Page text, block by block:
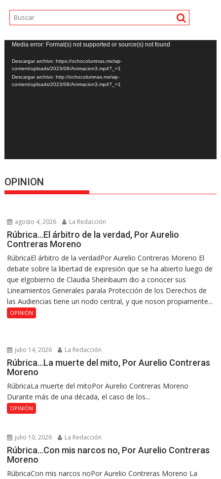
Reproductor
de
vídeo
Media error: Format(s) not supported or source(s) not found
Descargar archivo: https://ochocolumnas.mx/wp-
content/uploads/2023/08/Animacion3.mp4?_=1
Descargar archivo: http://ochocolumnas.mx/wp-
content/uploads/2023/08/Animacion3.mp4?_=1
OPINION
agosto 4, 2026 La Redacción
Rúbrica…El árbitro de la verdad, Por Aurelio
Contreras Moreno
RúbricaEl árbitro de la verdadPor Aurelio Contreras Moreno El
debate sobre la libertad de expresión que se ha abierto luego de
que elgobierno de Claudia Sheinbaum dio a conocer sus
Lineamientos Generales parala Protección de los Derechos de
las Audiencias tiene un nodo central, y que noson propiamente...
OPINIÓN
julio 14, 2026 La Redacción
Rúbrica…La muerte del mito, Por Aurelio Contreras
Moreno
RúbricaLa muerte del mitoPor Aurelio Contreras Moreno
Durante más de una década, el caso de los...
OPINIÓN
julio 10, 2026 La Redacción
Rúbrica…Con mis narcos no, Por Aurelio Contreras
Moreno
RúbricaCon mis narcos noPor Aurelio Contreras Moreno La